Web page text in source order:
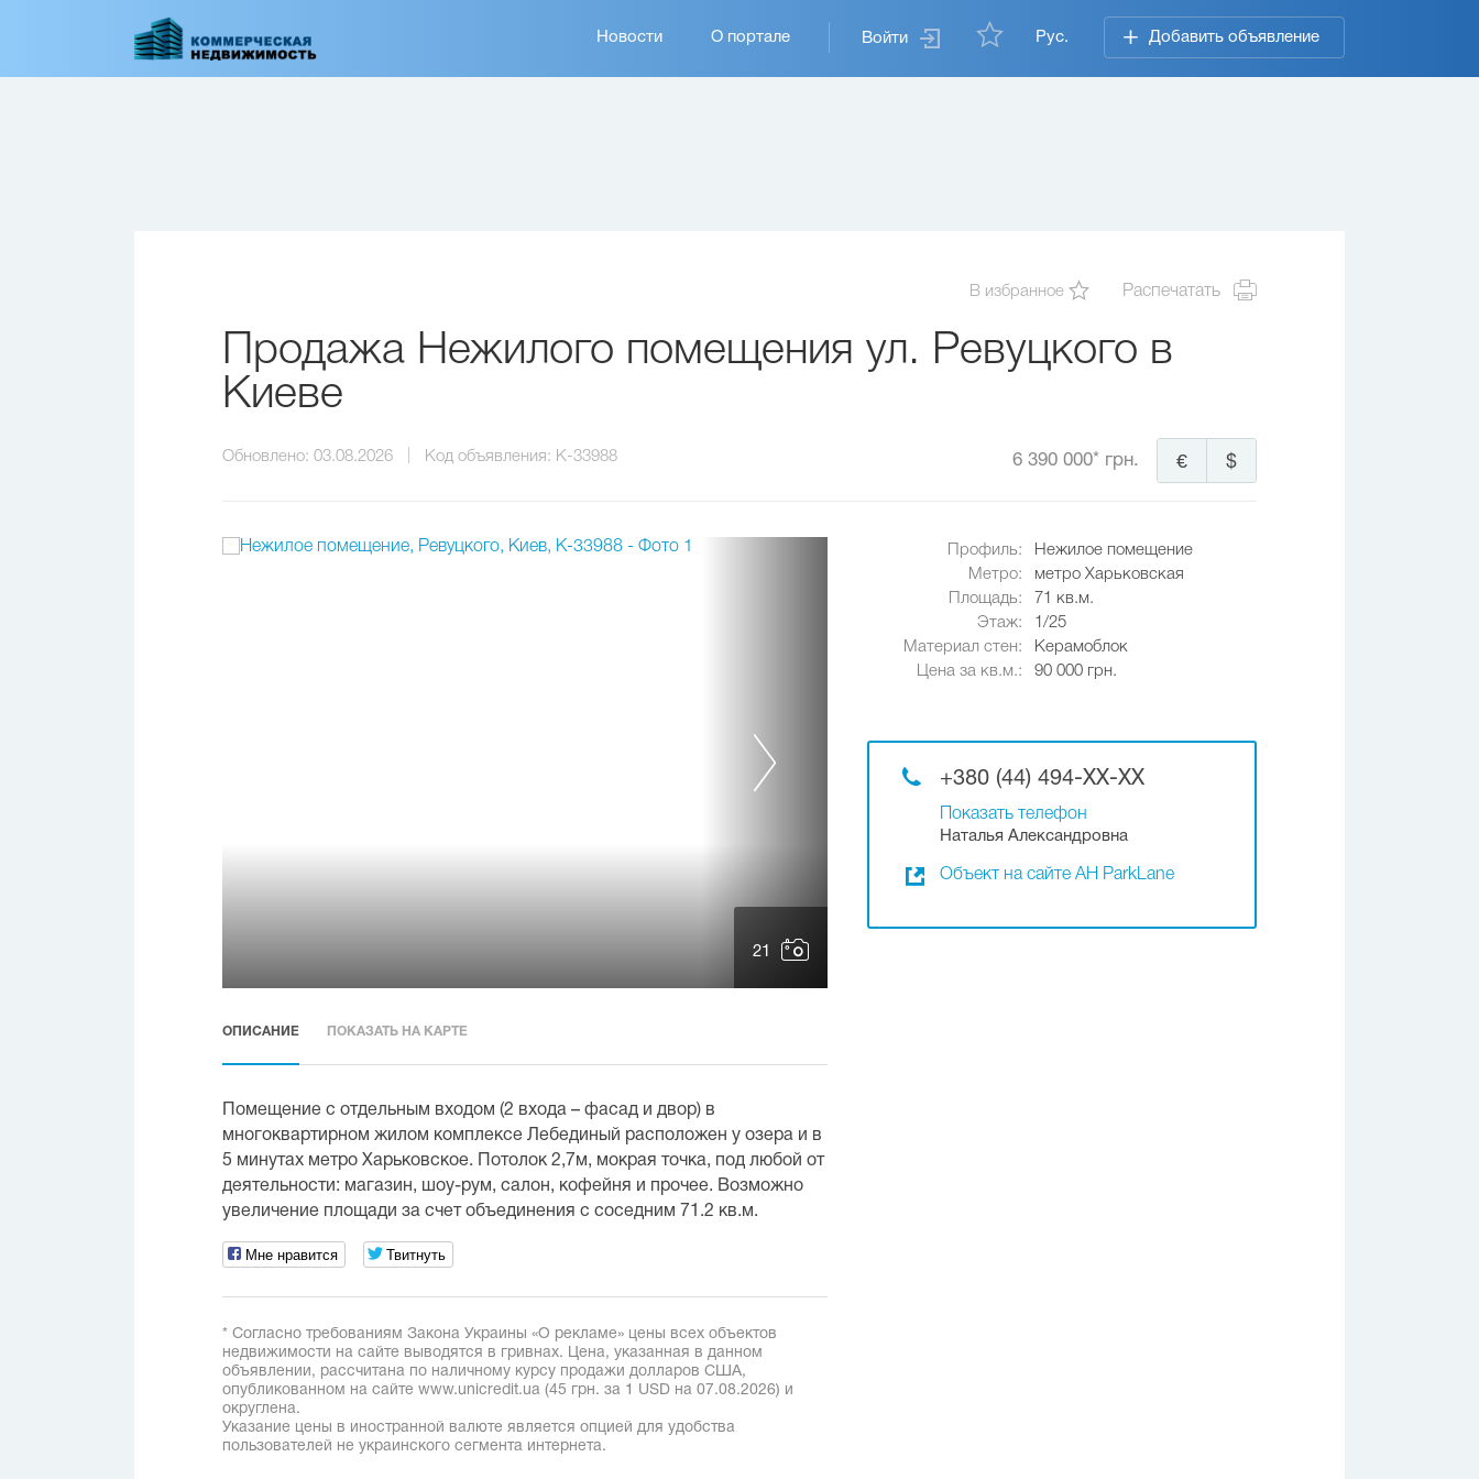
Войти Рус. Добавить объявление
Основная
навигация
Новости О портале
В избранное Распечатать
Продажа Нежилого помещения ул. Ревуцкого в
Киеве
Обновлено: 03.08.2026 Код объявления: K-33988 6 390 000* грн. $
€
21
Профиль:
Нежилое помещение
Метро:
метро Харьковская
Площадь:
71 кв.м.
Этаж:
1/25
Материал стен:
Керамоблок
Цена за кв.м.:
90 000 грн.
+380 (44) 494-XX-XX
Показать телефон
Наталья Александровна
Объект на сайте АН ParkLane
ОПИСАНИЕ ПОКАЗАТЬ НА КАРТЕ
Помещение с отдельным входом (2 входа – фасад и двор) в
многоквартирном жилом комплексе Лебединый расположен у озера и в
5 минутах метро Харьковское. Потолок 2,7м, мокрая точка, под любой от
деятельности: магазин, шоу-рум, салон, кофейня и прочее. Возможно
увеличение площади за счет объединения с соседним 71.2 кв.м.
Мне нравится Твитнуть
* Согласно требованиям Закона Украины «О рекламе» цены всех объектов
недвижимости на сайте выводятся в гривнах. Цена, указанная в данном
объявлении, рассчитана по наличному курсу продажи долларов США,
опубликованном на сайте www.unicredit.ua (45 грн. за 1 USD на 07.08.2026) и
округлена.
Указание цены в иностранной валюте является опцией для удобства
пользователей не украинского сегмента интернета.